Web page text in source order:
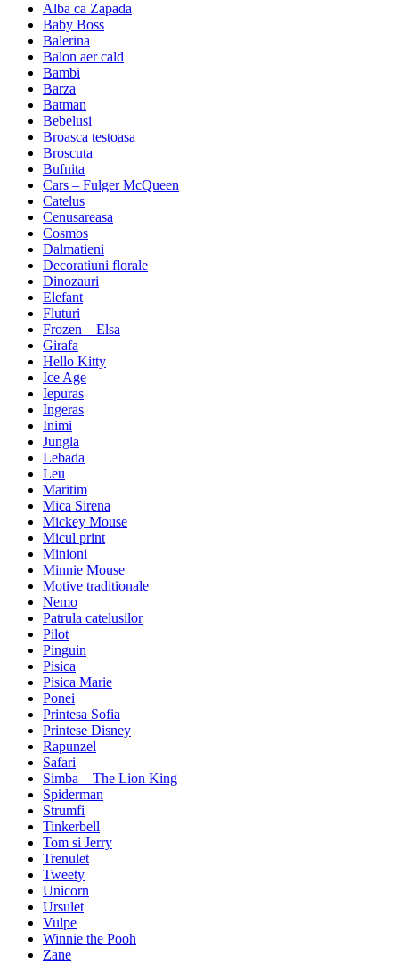
Alba ca Zapada
Baby Boss
Balerina
Balon aer cald
Bambi
Barza
Batman
Bebelusi
Broasca testoasa
Broscuta
Bufnita
Cars – Fulger McQueen
Catelus
Cenusareasa
Cosmos
Dalmatieni
Decoratiuni florale
Dinozauri
Elefant
Fluturi
Frozen – Elsa
Girafa
Hello Kitty
Ice Age
Iepuras
Ingeras
Inimi
Jungla
Lebada
Leu
Maritim
Mica Sirena
Mickey Mouse
Micul print
Minioni
Minnie Mouse
Motive traditionale
Nemo
Patrula catelusilor
Pilot
Pinguin
Pisica
Pisica Marie
Ponei
Printesa Sofia
Printese Disney
Rapunzel
Safari
Simba – The Lion King
Spiderman
Strumfi
Tinkerbell
Tom si Jerry
Trenulet
Tweety
Unicorn
Ursulet
Vulpe
Winnie the Pooh
Zane